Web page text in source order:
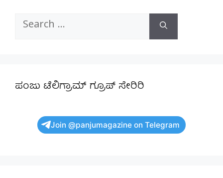
Search
ಪಂಜು ಟೆಲಿಗ್ರಾಮ್ ಗ್ರೂಪ್ ಸೇರಿರಿ
Join @panjumagazine on Telegram